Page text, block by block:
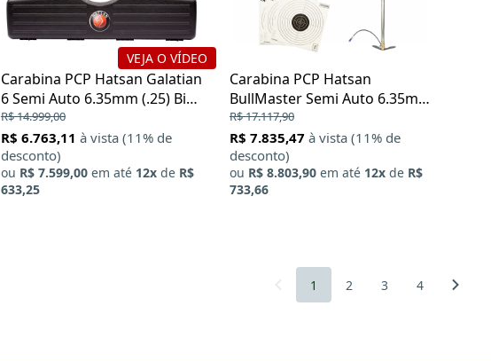
VEJA O VÍDEO
Carabina PCP Hatsan Galatian
6 Semi Auto 6.35mm (.25) Big
Bore
R$ 14.999,00
R$ 6.763,11 à vista (11% de
desconto)
ou R$ 7.599,00 em até 12x de R$
633,25
Carabina PCP Hatsan
BullMaster Semi Auto 6.35mm
+ Bomba Manual PCP + Alvos
R$ 17.117,90
R$ 7.835,47 à vista (11% de
desconto)
ou R$ 8.803,90 em até 12x de R$
733,66
1 2 3 4